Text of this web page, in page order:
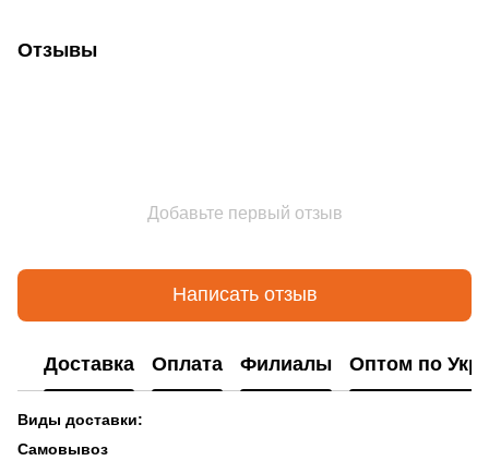
Отзывы
Добавьте первый отзыв
Написать отзыв
Доставка Оплата Филиалы Оптом по
Виды доставки:
Самовывоз